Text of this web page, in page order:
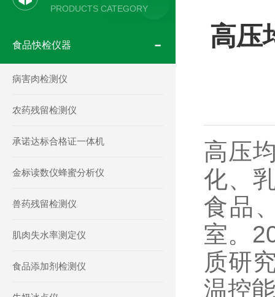
高压
高压
化、
食品
室。
质研
温控
PRODUCTS CATEGORY
食品快检仪器
病害肉检测仪
农药残留检测仪
承诺达标合格证一体机
金标读数仪蜂蜜分析仪
兽药残留检测仪
肌肉失水率测定仪
食品添加剂检测仪